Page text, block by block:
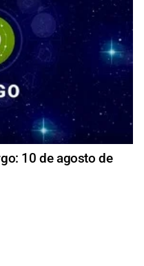
10 de agosto de